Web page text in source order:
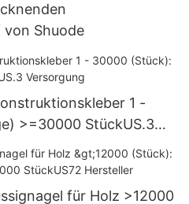
Shuode
1 -
>=30000 StückUS.3
für Holz >12000